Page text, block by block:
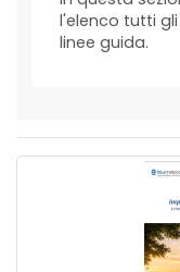
l'elenco tutti
linee guida.